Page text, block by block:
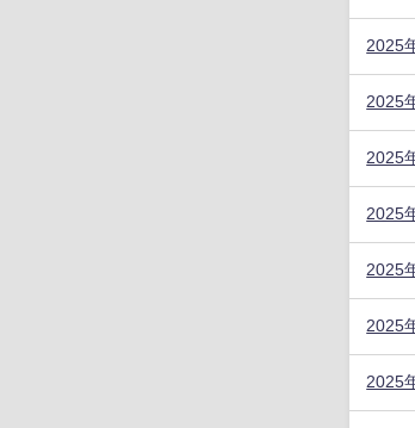
2025
2025
2025
2025
2025
2025
2025